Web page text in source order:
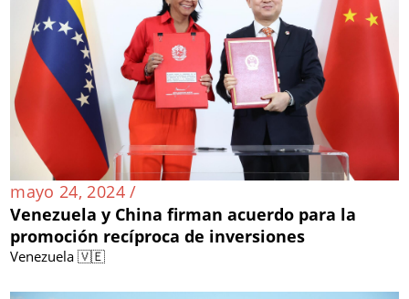
mayo 24, 2024 /
Venezuela y China firman acuerdo para la
promoción recíproca de inversiones
Venezuela 🇻🇪